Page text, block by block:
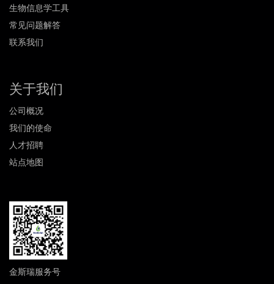
生物信息学工具
常见问题解答
联系我们
关于我们
公司概况
我们的使命
人才招聘
站点地图
金斯瑞服务号